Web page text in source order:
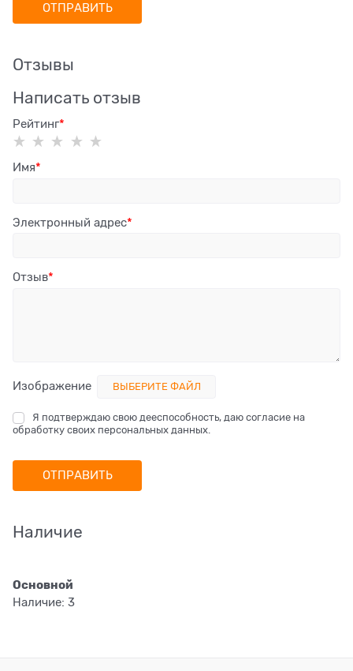
Отзывы
Написать отзыв
Рейтинг
Имя
Электронный адрес
Отзыв
Изображение ВЫБЕРИТЕ ФАЙЛ
Я подтверждаю свою дееспособность, даю согласие на
обработку своих персональных данных.
Наличие
Основной
Наличие: 3